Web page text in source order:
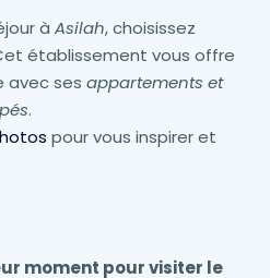
à Asilah, choisissez
établissement vous offre
avec ses appartements et
.
pour vous inspirer et
moment pour visiter le